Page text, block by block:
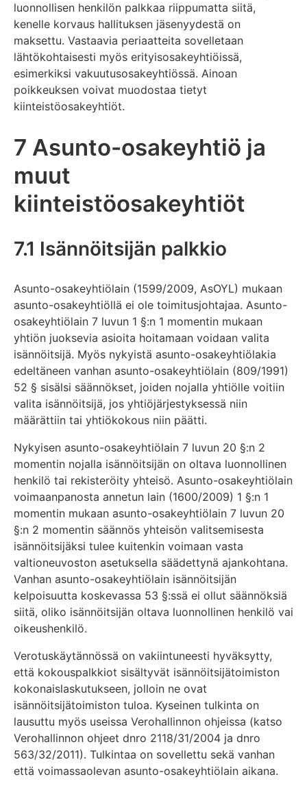
luonnollisen henkilön palkkaa riippumatta siitä,
kenelle korvaus hallituksen jäsenyydestä on
maksettu. Vastaavia periaatteita sovelletaan
lähtökohtaisesti myös erityisosakeyhtiöissä,
esimerkiksi vakuutusosakeyhtiössä. Ainoan
poikkeuksen voivat muodostaa tietyt
kiinteistöosakeyhtiöt.
7 Asunto-osakeyhtiö ja
muut
kiinteistöosakeyhtiöt
7.1 Isännöitsijän palkkio
Asunto-osakeyhtiölain (1599/2009, AsOYL) mukaan
asunto-osakeyhtiöllä ei ole toimitusjohtajaa. Asunto-
osakeyhtiölain 7 luvun 1 §:n 1 momentin mukaan
yhtiön juoksevia asioita hoitamaan voidaan valita
isännöitsijä. Myös nykyistä asunto-osakeyhtiölakia
edeltäneen vanhan asunto-osakeyhtiölain (809/1991)
52 § sisälsi säännökset, joiden nojalla yhtiölle voitiin
valita isännöitsijä, jos yhtiöjärjestyksessä niin
määrättiin tai yhtiökokous niin päätti.
Nykyisen asunto-osakeyhtiölain 7 luvun 20 §:n 2
momentin nojalla isännöitsijän on oltava luonnollinen
henkilö tai rekisteröity yhteisö. Asunto-osakeyhtiölain
voimaanpanosta annetun lain (1600/2009) 1 §:n 1
momentin mukaan asunto-osakeyhtiölain 7 luvun 20
§:n 2 momentin säännös yhteisön valitsemisesta
isännöitsijäksi tulee kuitenkin voimaan vasta
valtioneuvoston asetuksella säädettynä ajankohtana.
Vanhan asunto-osakeyhtiölain isännöitsijän
kelpoisuutta koskevassa 53 §:ssä ei ollut säännöksiä
siitä, oliko isännöitsijän oltava luonnollinen henkilö vai
oikeushenkilö.
Verotuskäytännössä on vakiintuneesti hyväksytty,
että kokouspalkkiot sisältyvät isännöitsijätoimiston
kokonaislaskutukseen, jolloin ne ovat
isännöitsijätoimiston tuloa. Kyseinen tulkinta on
lausuttu myös useissa Verohallinnon ohjeissa (katso
Verohallinnon ohjeet dnro 2118/31/2004 ja dnro
563/32/2011). Tulkintaa on sovellettu sekä vanhan
että voimassaolevan asunto-osakeyhtiölain aikana.